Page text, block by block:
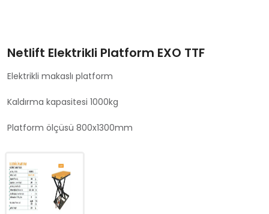
Netlift Elektrikli Platform EXO TTF
Elektrikli makaslı platform
Kaldırma kapasitesi 1000kg
Platform ölçüsü 800x1300mm